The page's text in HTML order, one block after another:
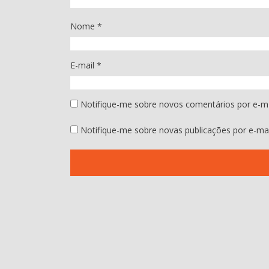
Nome *
E-mail *
Notifique-me sobre novos comentários por e-
Notifique-me sobre novas publicações por e-